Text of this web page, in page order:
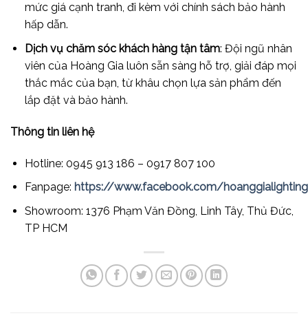
mức giá cạnh tranh, đi kèm với chính sách bảo hành
hấp dẫn.
Dịch vụ chăm sóc khách hàng tận tâm: Đội ngũ nhân
viên của Hoàng Gia luôn sẵn sàng hỗ trợ, giải đáp mọi
thắc mắc của bạn, từ khâu chọn lựa sản phẩm đến
lắp đặt và bảo hành.
Thông tin liên hệ
Hotline: 0945 913 186 – 0917 807 100
Fanpage: https://www.facebook.com/
Showroom: 1376 Phạm Văn Đồng, Linh Tây, Thủ Đức,
TP HCM